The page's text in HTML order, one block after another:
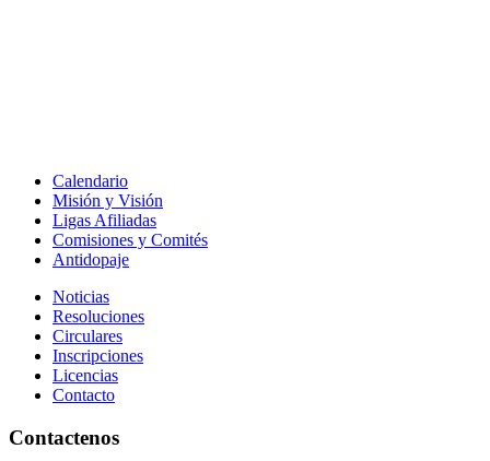
Calendario
Misión y Visión
Ligas Afiliadas
Comisiones y Comités
Antidopaje
Noticias
Resoluciones
Circulares
Inscripciones
Licencias
Contacto
Contactenos